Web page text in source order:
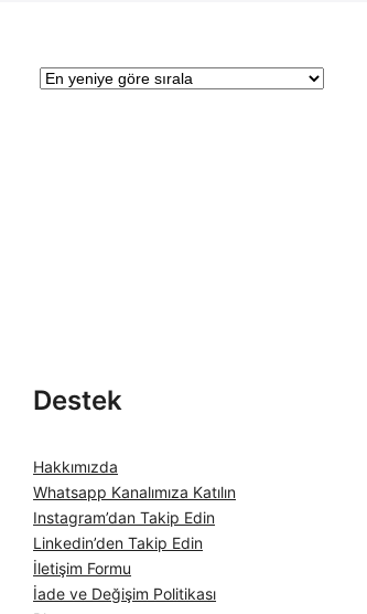
Destek
Hakkımızda
Whatsapp Kanalımıza Katılın
Instagram’dan Takip Edin
Linkedin’den Takip Edin
İletişim Formu
İade ve Değişim Politikası